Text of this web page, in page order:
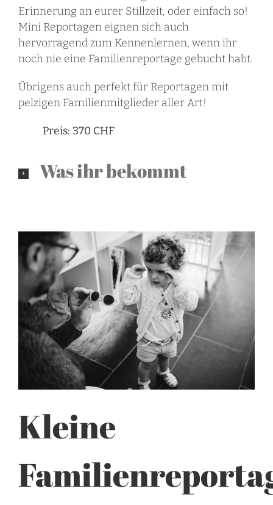
Erinnerung an eurer Stillzeit, oder einfach so!
MiniReportagen eignen sich auch
hervorragend zum Kennenlernen, wenn ihr
noch nie eine Familienreportage gebucht habt.
Übrigens auch perfekt für Reportagen mit
pelzigen Familienmitglieder aller Art!
Preis: 370 CHF
Was ihr bekommt
Kleine